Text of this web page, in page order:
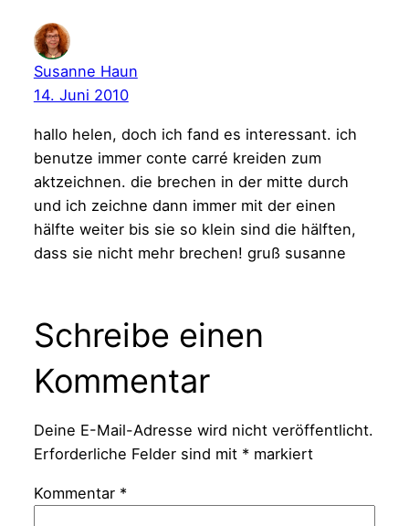
Susanne Haun
14. Juni 2010
hallo helen, doch ich fand es interessant. ich
benutze immer conte carré kreiden zum
aktzeichnen. die brechen in der mitte durch
und ich zeichne dann immer mit der einen
hälfte weiter bis sie so klein sind die hälften,
dass sie nicht mehr brechen! gruß susanne
Schreibe einen
Kommentar
Deine E-Mail-Adresse wird nicht veröffentlicht.
Erforderliche Felder sind mit *markiert
Kommentar *